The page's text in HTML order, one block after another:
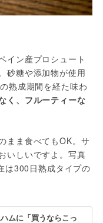
イン産プロシュート
砂糖や添加物が使用
熟成期間を経た味わ
く、フルーティーな
まま食べてもOK。サ
いしいですよ。写真
は300日熟成タイプの
ムに「買うならこっ